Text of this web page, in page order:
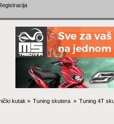
kutak » Tuning skutera » Tuning 4T